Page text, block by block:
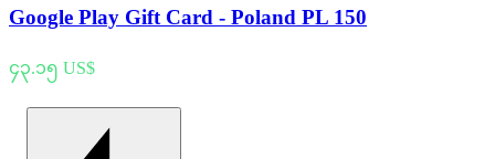
Google Play Gift Card - Poland PL 150
၄၃.၁၅ US$